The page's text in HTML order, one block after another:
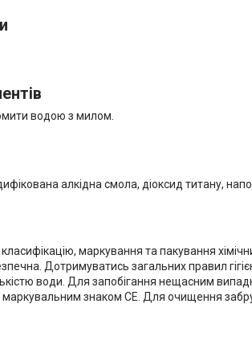
водою з милом.
алкідна смола, діоксид титану,
маркування та пакування
Дотримуватись загальних правил
води. Для запобігання нещасним
маркувальним знаком СЕ. Для очищення